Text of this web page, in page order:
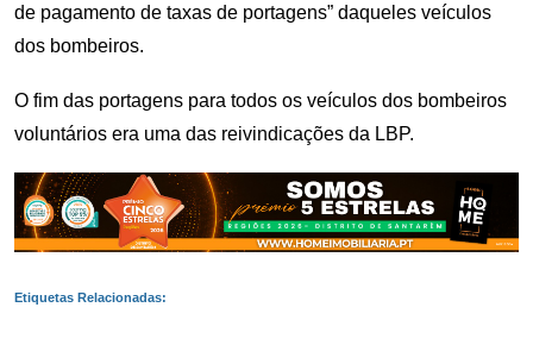
de pagamento de taxas de portagens” daqueles veículos
dos bombeiros.
O fim das portagens para todos os veículos dos bombeiros
voluntários era uma das reivindicações da LBP.
Etiquetas Relacionadas: